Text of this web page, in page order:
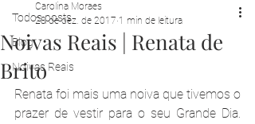
Todos posts
Blog
Noivas Reais
Noivas Reais | Renata de
Brito
Carolina Moraes
28 de dez. de 2017 1 min de leitura
Renata foi mais uma noiva que tivemos o
prazer de vestir para o seu Grande Dia.